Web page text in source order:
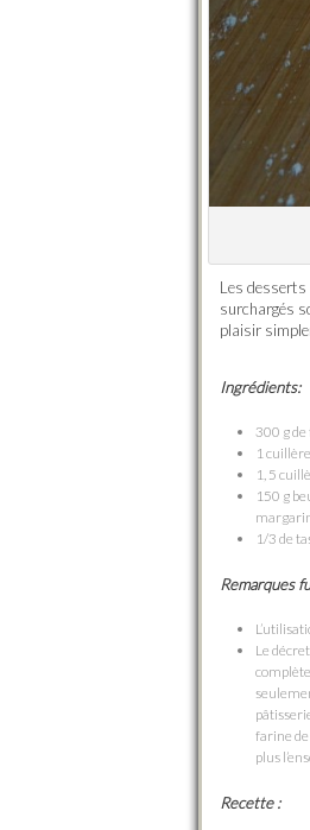
Les desserts
surchargés
plaisir
Ingrédients:
300 g
1
1, 5
150 g
1/3 de
Remarques
Le
farine
plus
Recette :